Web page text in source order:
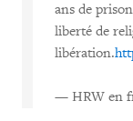
ans de
liberté de
libération.
— HRW en